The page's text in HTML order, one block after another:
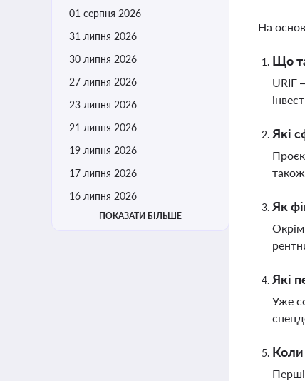
01 серпня 2026
31 липня 2026
30 липня 2026
27 липня 2026
23 липня 2026
21 липня 2026
19 липня 2026
17 липня 2026
16 липня 2026
ПОКАЗАТИ БІЛЬШЕ
На
Що
URIF
Які
також
Як
Окрім
Які
Уже
Коли